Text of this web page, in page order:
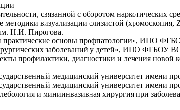
связанной с оборотом наркотических
методики визуализации слизистой
Н.И. Пирогова.
практические основы профпатологии», ИПО
заболеваний у детей», ИПО ФГБОУ
профилактики, диагностики и лечения
медицинский университет имени
медицинский университет имени
и миниинвазивная хирургия при